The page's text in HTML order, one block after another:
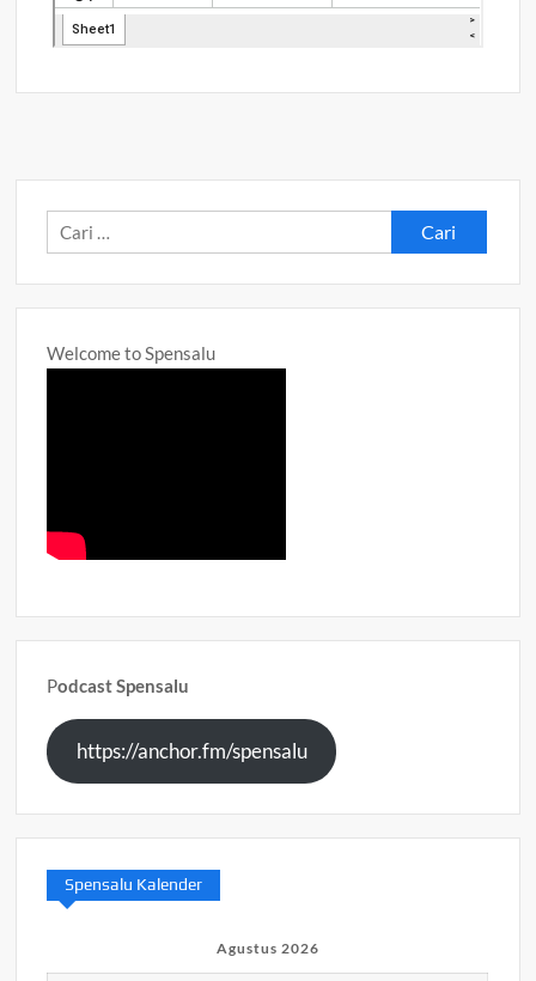
Cari
untuk:
Welcome to Spensalu
Podcast Spensalu
https://anchor.fm/spensalu
Spensalu Kalender
Agustus 2026